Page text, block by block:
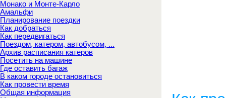
Монако и Монте-Карло
Амальфи
Планирование поездки
Как добраться
Как передвигаться
Поездом, катером, автобусом, ...
Архив расписания катеров
Посетить на машине
Где оставить багаж
В каком городе остановиться
Как провести время
Общая информация